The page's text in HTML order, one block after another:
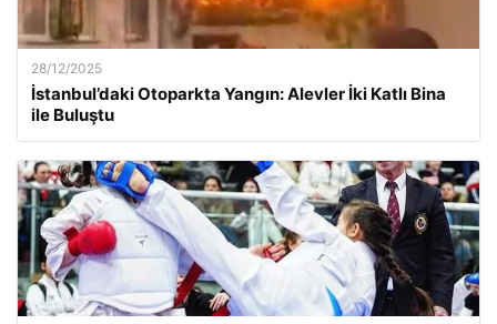
28/12/2025
İstanbul’daki Otoparkta Yangın: Alevler İki Katlı Bina
ile Buluştu